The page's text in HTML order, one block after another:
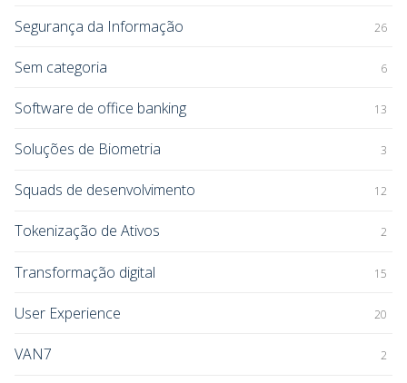
Segurança da Informação 26
Sem categoria 6
Software de office banking 13
Soluções de Biometria 3
Squads de desenvolvimento 12
Tokenização de Ativos 2
Transformação digital 15
User Experience 20
VAN7 2